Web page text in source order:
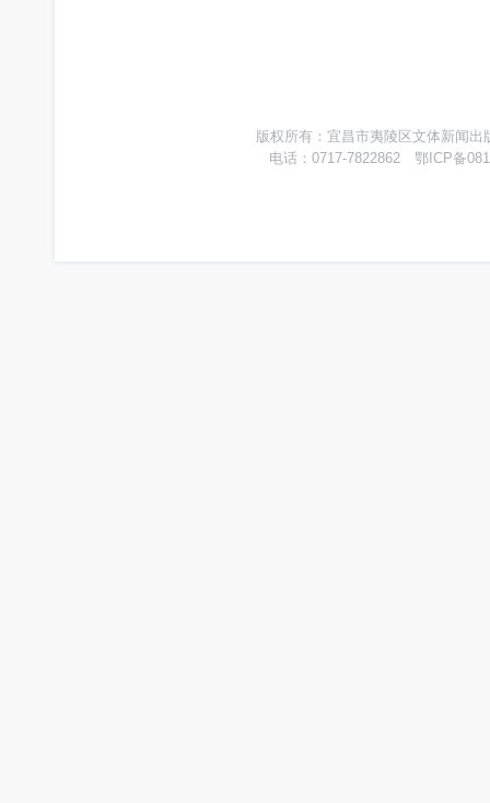
版权所有：宜昌市夷陵区文体新闻
电话：0717-7822862 鄂ICP备